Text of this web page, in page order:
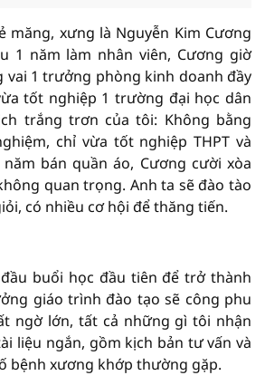
măng, xưng là Nguyễn Kim Cương
1 năm làm nhân viên, Cương giờ
vai 1 trưởng phòng kinh doanh đầy
tốt nghiệp 1 trường đại học dân
trắng trơn của tôi: Không bằng
chỉ vừa tốt nghiệp THPT và
bán quần áo, Cương cười xòa
quan trọng. Anh ta sẽ đào tào
có nhiều cơ hội để thăng tiến.
buổi học đầu tiên để trở thành
giáo trình đào tạo sẽ công phu
ngờ lớn, tất cả những gì tôi nhận
liệu ngắn, gồm kịch bản tư vấn và
bệnh xương khớp thường gặp.